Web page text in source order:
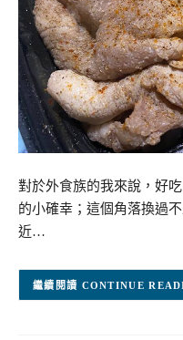
對於外食族的我來說，好
的小確幸；這個角落換過
近…
CONTINUE